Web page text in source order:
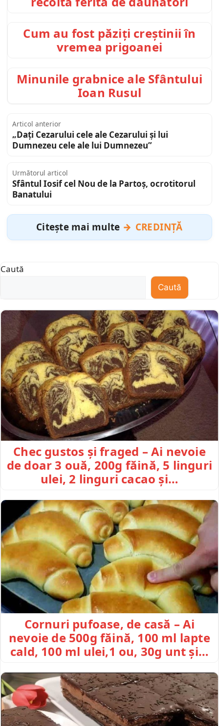
Cum au fost păziți creștinii în
vremea prigoanei
Minunile grabnice ale Sfântului
Ioan Rusul
Articol anterior
„Dați Cezarului cele ale Cezarului și lui
Dumnezeu cele ale lui Dumnezeu”
Următorul articol
Sfântul Iosif cel Nou de la Partoș, ocrotitorul
Banatului
Citește mai multe CREDINȚĂ
Caută
Caută
Chec gustos și fraged – Ai nevoie
de doar 3 ouă, 200g făină, 5 linguri
ulei, 2 linguri cacao și…
Cornuri pufoase, de casă – Ai
nevoie de 500g făină, 100 ml lapte
cald, 100 ml ulei,1 ou, 30g unt și…